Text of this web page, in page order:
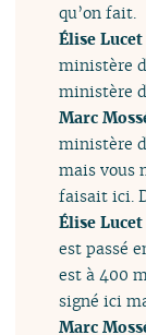
qu’on fait.
Élise Lucet
ministère
ministère
Marc
ministère
mais vous
faisait ici.
Élise Lucet
est passé
est à 400
signé ici
Marc